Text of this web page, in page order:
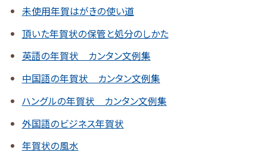
未使用年賀はがきの使い道
頂いた年賀状の保管と処分のしかた
英語の年賀状 カンタン文例集
中国語の年賀状 カンタン文例集
ハングルの年賀状 カンタン文例集
外国語のビジネス年賀状
年賀状の風水